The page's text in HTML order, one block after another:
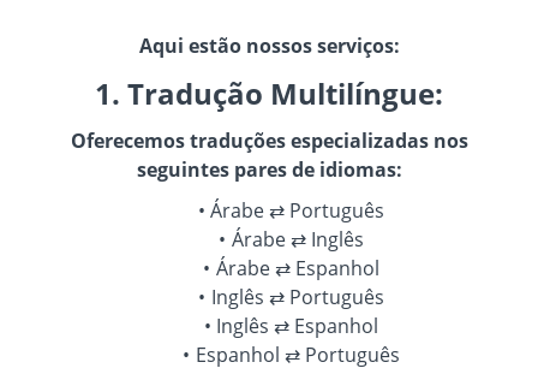
Aqui estão nossos serviços:
1. Tradução Multilíngue:
Oferecemos traduções especializadas nos
seguintes pares de idiomas:
Árabe ⇄ Português
Árabe ⇄ Inglês
Árabe ⇄ Espanhol
Inglês ⇄ Português
Inglês ⇄ Espanhol
Espanhol ⇄ Português